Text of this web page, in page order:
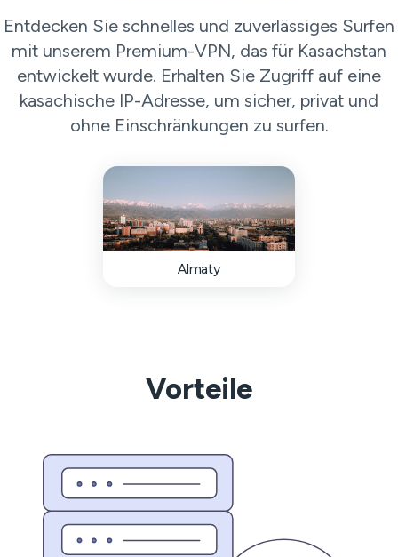
Entdecken Sie schnelles und zuverlässiges Surfen
mit unserem Premium-VPN, das für Kasachstan
entwickelt wurde. Erhalten Sie Zugriff auf eine
kasachische IP-Adresse, um sicher, privat und
ohne Einschränkungen zu surfen.
Almaty
Vorteile